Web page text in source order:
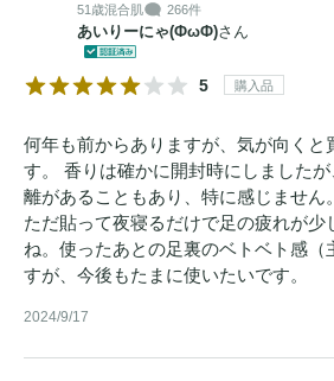
51歳混合肌 266件
あいりーにゃ(ФωФ)さん
5 購入品
何年も前からありますが、気が向くと
す。 香りは確かに開封時にしました
離があることもあり、特に感じません
ただ貼って夜寝るだけで足の疲れが少
ね。使ったあとの足裏のベトベト感（
すが、今後もたまに使いたいです。
2024/9/17